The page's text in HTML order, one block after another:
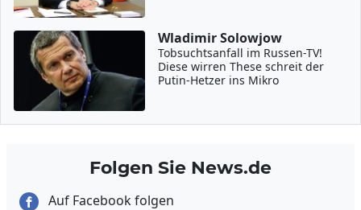
Wladimir Solowjow
Tobsuchtsanfall im Russen-TV!
Diese wirren These schreit der
Putin-Hetzer ins Mikro
Folgen Sie News.de
Auf Facebook folgen